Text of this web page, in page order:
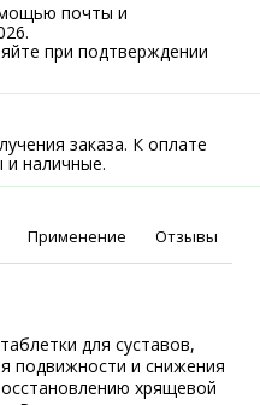
почты и
при подтверждении
заказа. К оплате
и наличные.
Применение Отзывы
для суставов,
подвижности и снижения
хрящевой